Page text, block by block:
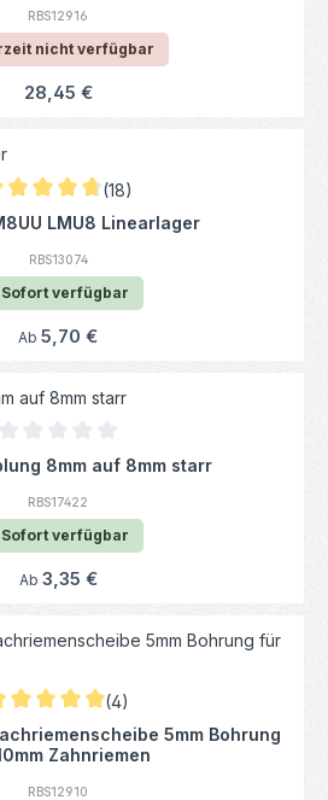
RBS12916
nicht verfügbar
Regulärer Preis:
28,45 €
Bewertung von 4.83 von
(18)
LMU8 Linearlager
RBS13074
Sofort verfügbar
Regulärer Preis:
Ab 5,70 €
Durchschnittliche Bewertung von 0 von
8mm auf 8mm starr
RBS17422
Sofort verfügbar
Regulärer Preis:
Ab 3,35 €
Bewertung von 5 von 5
(4)
5mm Bohrung
Zahnriemen
RBS12910